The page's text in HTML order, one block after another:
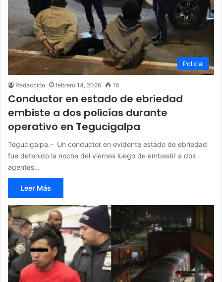
Policial
Redacción febrero 14, 2026 16
Conductor en estado de ebriedad
embiste a dos policías durante
operativo en Tegucigalpa
Tegucigalpa.- Un conductor en evidente estado de ebriedad
fue detenido la noche del viernes luego de embestir a dos
agentes…
Leer Más